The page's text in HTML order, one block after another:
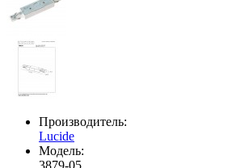
Производитель:
Lucide
Модель: